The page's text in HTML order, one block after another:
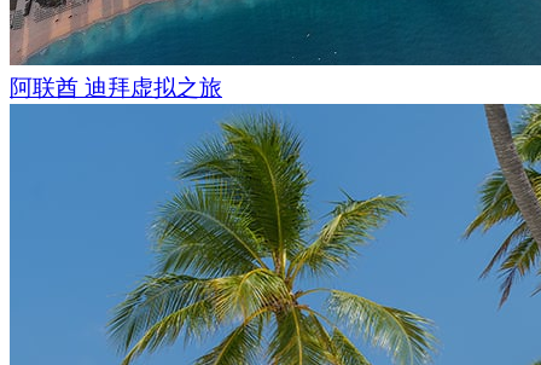
阿联酋 迪拜虚拟之旅